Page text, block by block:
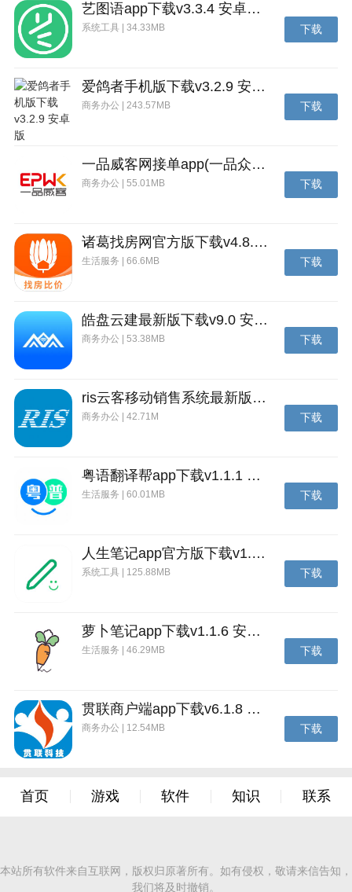
艺图语app下载v3.3.4 安卓免费版
系统工具 | 34.33MB 下载
爱鸽者手机版下载v3.2.9 安卓版
商务办公 | 243.57MB 下载
一品威客网接单app(一品众包)下载v2.7.1 安卓最新版
商务办公 | 55.01MB 下载
诸葛找房网官方版下载v4.8.1.1 安卓最新版
生活服务 | 66.6MB 下载
皓盘云建最新版下载v9.0 安卓版
商务办公 | 53.38MB 下载
ris云客移动销售系统最新版下载v1.1.25 安卓手机版
商务办公 | 42.71M 下载
粤语翻译帮app下载v1.1.1 安卓版
生活服务 | 60.01MB 下载
人生笔记app官方版下载v1.19.4 安卓版
系统工具 | 125.88MB 下载
萝卜笔记app下载v1.1.6 安卓版
生活服务 | 46.29MB 下载
贯联商户端app下载v6.1.8 安卓版
商务办公 | 12.54MB 下载
首页 游戏 软件 知识 联系
本站所有软件来自互联网，版权归原著所有。如有侵权，敬请来信告知，
我们将及时撤销。